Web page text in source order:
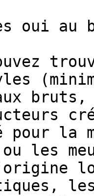
oui au
pour la
les